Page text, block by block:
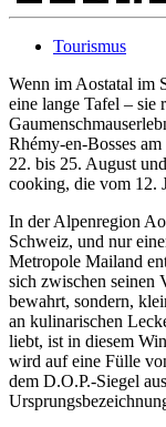
Tourismus
Wenn im Aostatal im
eine lange Tafel – sie
Rhémy-en-Bosses
22. bis 25. August
cooking, die vom 12.
In der Alpenregion
Schweiz, und nur
Metropole Mailand
sich zwischen seinen
bewahrt, sondern,
an kulinarischen
liebt, ist in diesem
wird auf eine Fülle
dem D.O.P.-Siegel